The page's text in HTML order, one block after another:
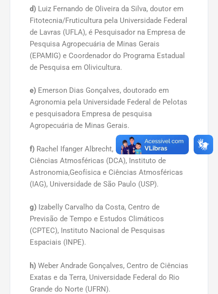
d) Luiz Fernando de Oliveira da Silva, doutor em
Fitotecnia/Fruticultura pela Universidade Federal
de Lavras (UFLA), é Pesquisador na Empresa de
Pesquisa Agropecuária de Minas Gerais
(EPAMIG) e Coordenador do Programa Estadual
de Pesquisa em Olivicultura.
e) Emerson Dias Gonçalves, doutorado em
Agronomia pela Universidade Federal de Pelotas
e pesquisadora Empresa de pesquisa
Agropecuária de Minas Gerais.
f) Rachel Ifanger Albrecht, Departamento de
Ciências Atmosféricas (DCA), Instituto de
Astronomia,Geofísica e Ciências Atmosféricas
(IAG), Universidade de São Paulo (USP).
g) Izabelly Carvalho da Costa, Centro de
Previsão de Tempo e Estudos Climáticos
(CPTEC), Instituto Nacional de Pesquisas
Espaciais (INPE).
h) Weber Andrade Gonçalves, Centro de Ciências
Exatas e da Terra, Universidade Federal do Rio
Grande do Norte (UFRN).